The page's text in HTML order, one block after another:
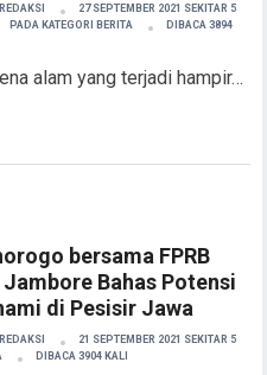
27 SEPTEMBER 2021 SEKITAR 5
PADA KATEGORI BERITA
DIBACA 3894
alam yang terjadi hampir…
bersama FPRB
Bahas Potensi
di Pesisir Jawa
21 SEPTEMBER 2021 SEKITAR 5
DIBACA 3904 KALI